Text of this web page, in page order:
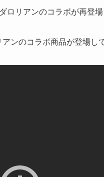
ロリアンのコラボが再登場
ンのコラボ商品が登場し